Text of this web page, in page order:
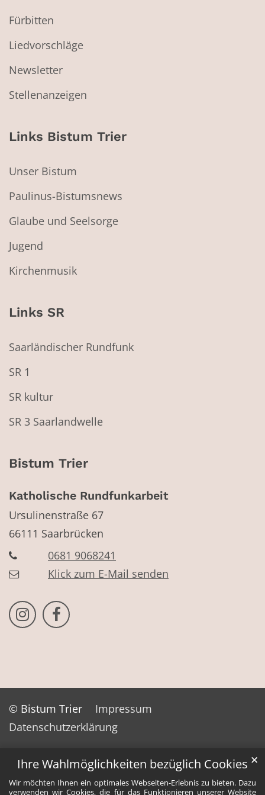
Ihre Wahlmöglichkeiten bezüglich Cookies
Wir möchten Ihnen ein optimales Webseiten-Erlebnis zu bieten. Dazu
verwenden wir Cookies, die für das Funktionieren unserer Website
✕
Fürbitten
Liedvorschläge
Newsletter
Stellenanzeigen
Links Bistum Trier
Unser Bistum
Paulinus-Bistumsnews
Glaube und Seelsorge
Jugend
Kirchenmusik
Links SR
Saarländischer Rundfunk
SR 1
SR kultur
SR 3 Saarlandwelle
Bistum Trier
Katholische Rundfunkarbeit
Ursulinenstraße 67
66111 Saarbrücken
0681 9068241
Klick zum E-Mail senden
Bistum Trier auf Instragram
Bistum Trier auf Facebook
© Bistum Trier
Impressum
Datenschutzerklärung